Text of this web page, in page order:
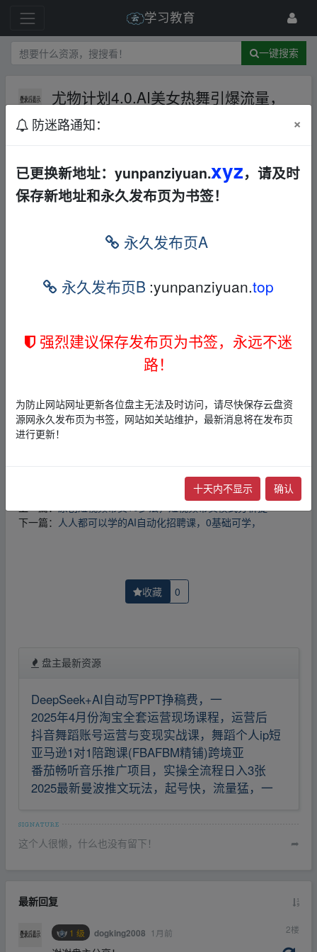
学习教育
一键搜索
尤物计划4.0.AI美女热舞引爆流量，
不限流不封号，轻松月入1W+
网盘 音视频
链接地址：
1，本站所有内容均为站内网盘爱好者分享发布的网盘链接
介绍展示帖子，本站不存储任何实质资源数据
。
2，本文内容仅代表作者本人观点，不代表本网站立场，作
所有！其实际管理权为帖子发布者所有，本站无法操作相
关资源。
4，如您认为本站任何介绍帖侵犯了您的合法版权，请点击
上一篇：原创短视频带货10步法，短视频带货模式分析提
下一篇： 人人都可以学的AI自动化招聘课，0基础可学，
收藏 0
盘主最新资源
DeepSeek+AI自动写PPT挣稿费，一
2025年4月份淘宝全套运营现场课程，运营后
抖音舞蹈账号运营与变现实战课，舞蹈个人ip短
亚马逊1对1陪跑课(FBAFBM精铺)跨境亚
番茄畅听音乐推广项目，实操全流程日入3张
2025最新曼波推文玩法，起号快，流量猛，一
这个人很懒，什么也没有留下！ ➦
最新回复
1 级 dogking2008 1月前 2楼
防迷路通知： ×
已更换新地址：yunpanziyuan.xyz，请及时
保存新地址和永久发布页为书签！
永久发布页A
永久发布页B :yunpanziyuan.top
强烈建议保存发布页为书签，永远不迷
路！
为防止网站网址更新各位盘主无法及时访问，请尽快保存云盘资
源网永久发布页为书签，网站如关站维护，最新消息将在发布页
进行更新！
十天内不显示 确认